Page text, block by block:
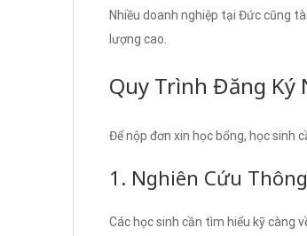
Nhiều doanh nghiệp tại Đức cũng
lượng cao.
Quy Trình Đăng Ký
Để nộp đơn xin học bổng, học sinh
1. Nghiên Cứu Thông
Các học sinh cần tìm hiểu kỹ càng